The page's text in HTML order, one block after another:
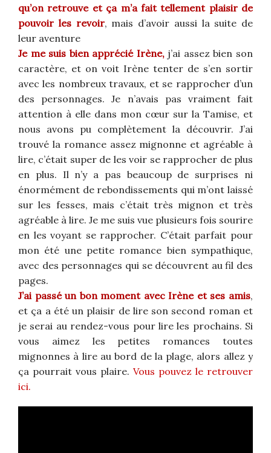
qu’on retrouve et ça m’a fait tellement plaisir de
pouvoir les revoir, mais d’avoir aussi la suite de
leur aventure
Je me suis bien apprécié Irène, j’ai assez bien son
caractère, et on voit Irène tenter de s’en sortir
avec les nombreux travaux, et se rapprocher d’un
des personnages. Je n’avais pas vraiment fait
attention à elle dans mon cœur sur la Tamise, et
nous avons pu complètement la découvrir. J’ai
trouvé la romance assez mignonne et agréable à
lire, c’était super de les voir se rapprocher de plus
en plus. Il n’y a pas beaucoup de surprises ni
énormément de rebondissements qui m’ont laissé
sur les fesses, mais c’était très mignon et très
agréable à lire. Je me suis vue plusieurs fois sourire
en les voyant se rapprocher. C’était parfait pour
mon été une petite romance bien sympathique,
avec des personnages qui se découvrent au fil des
pages.
J’ai passé un bon moment avec Irène et ses amis,
et ça a été un plaisir de lire son second roman et
je serai au rendez-vous pour lire les prochains. Si
vous aimez les petites romances toutes
mignonnes à lire au bord de la plage, alors allez y
ça pourrait vous plaire. Vous pouvez le retrouver
ici.